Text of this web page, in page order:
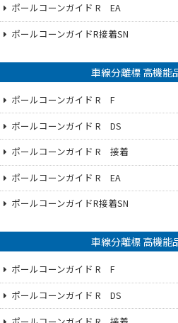
ポールコーンガイド R EA
ポールコーンガイドR接着SN
車線分離標 高機能
ポールコーンガイド R F
ポールコーンガイド R DS
ポールコーンガイド R 接着
ポールコーンガイド R EA
ポールコーンガイドR接着SN
車線分離標 高機能
ポールコーンガイド R F
ポールコーンガイド R DS